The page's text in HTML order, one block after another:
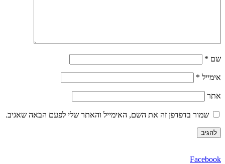
שם *
אימייל *
אתר
שמור בדפדפן זה את השם, האימייל והאתר שלי לפעם הבאה שאגיב.
Facebook